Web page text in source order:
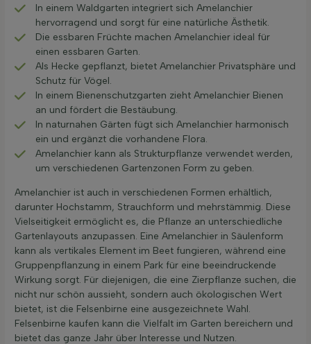
In einem Waldgarten integriert sich Amelanchier
hervorragend und sorgt für eine natürliche Ästhetik.
Die essbaren Früchte machen Amelanchier ideal für
einen essbaren Garten.
Als Hecke gepflanzt, bietet Amelanchier Privatsphäre und
Schutz für Vögel.
In einem Bienenschutzgarten zieht Amelanchier Bienen
an und fördert die Bestäubung.
In naturnahen Gärten fügt sich Amelanchier harmonisch
ein und ergänzt die vorhandene Flora.
Amelanchier kann als Strukturpflanze verwendet werden,
um verschiedenen Gartenzonen Form zu geben.
Amelanchier ist auch in verschiedenen Formen erhältlich,
darunter Hochstamm, Strauchform und mehrstämmig. Diese
Vielseitigkeit ermöglicht es, die Pflanze an unterschiedliche
Gartenlayouts anzupassen. Eine Amelanchier in Säulenform
kann als vertikales Element im Beet fungieren, während eine
Gruppenpflanzung in einem Park für eine beeindruckende
Wirkung sorgt. Für diejenigen, die eine Zierpflanze suchen, die
nicht nur schön aussieht, sondern auch ökologischen Wert
bietet, ist die Felsenbirne eine ausgezeichnete Wahl.
Felsenbirne kaufen kann die Vielfalt im Garten bereichern und
bietet das ganze Jahr über Interesse und Nutzen.